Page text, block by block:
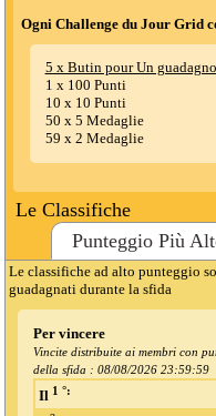
Ogni Challenge du Jour Grid
5 x Butin pour Un
1 x 100 Punti
10 x 10 Punti
50 x 5 Medaglie
59 x 2 Medaglie
Le Classifiche
Punteggio Più
Le classifiche ad alto punteggio
guadagnati durante la sfida
Per vincere
Vincite distribuite ai membri con
della sfida : 08/08/2026 23:59:59
Il 1 °: